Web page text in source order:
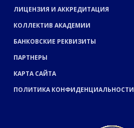
ЛИЦЕНЗИЯ И АККРЕДИТАЦИЯ
КОЛЛЕКТИВ АКАДЕМИИ
БАНКОВСКИЕ РЕКВИЗИТЫ
ПАРТНЕРЫ
КАРТА САЙТА
ПОЛИТИКА КОНФИДЕНЦИАЛЬНОСТИ